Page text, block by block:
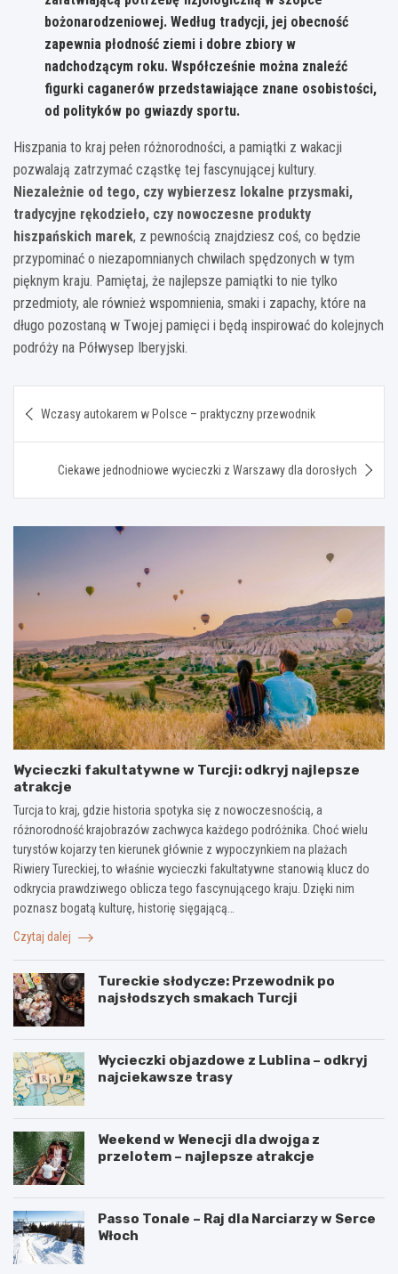
bożonarodzeniowej. Według tradycji, jej obecność
zapewnia płodność ziemi i dobre zbiory w
nadchodzącym roku. Współcześnie można znaleźć
figurki caganerów przedstawiające znane osobistości,
od polityków po gwiazdy sportu.
Hiszpania to kraj pełen różnorodności, a pamiątki z wakacji
pozwalają zatrzymać cząstkę tej fascynującej kultury.
Niezależnie od tego, czy wybierzesz lokalne przysmaki,
tradycyjne rękodzieło, czy nowoczesne produkty
hiszpańskich marek, z pewnością znajdziesz coś, co będzie
przypominać o niezapomnianych chwilach spędzonych w tym
pięknym kraju. Pamiętaj, że najlepsze pamiątki to nie tylko
przedmioty, ale również wspomnienia, smaki i zapachy, które na
długo pozostaną w Twojej pamięci i będą inspirować do kolejnych
podróży na Półwysep Iberyjski.
wpisu
Wczasy autokarem w Polsce – praktyczny przewodnik
Ciekawe jednodniowe wycieczki z Warszawy dla dorosłych
Wycieczki fakultatywne w Turcji: odkryj najlepsze
atrakcje
Turcja to kraj, gdzie historia spotyka się z nowoczesnością, a
różnorodność krajobrazów zachwyca każdego podróżnika. Choć wielu
turystów kojarzy ten kierunek głównie z wypoczynkiem na plażach
Riwiery Tureckiej, to właśnie wycieczki fakultatywne stanowią klucz do
odkrycia prawdziwego oblicza tego fascynującego kraju. Dzięki nim
poznasz bogatą kulturę, historię sięgającą…
Czytaj dalej
Tureckie słodycze: Przewodnik po
najsłodszych smakach Turcji
Wycieczki objazdowe z Lublina – odkryj
najciekawsze trasy
Weekend w Wenecji dla dwojga z
przelotem – najlepsze atrakcje
Passo Tonale – Raj dla Narciarzy w Serce
Włoch